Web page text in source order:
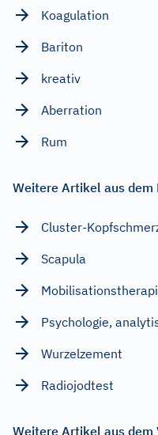
Koagulation
Bariton
kreativ
Aberration
Rum
Weitere Artikel aus dem
Cluster-
Scapula
Psychologie,
Wurzelzement
Radiojodtest
Weitere Artikel aus dem